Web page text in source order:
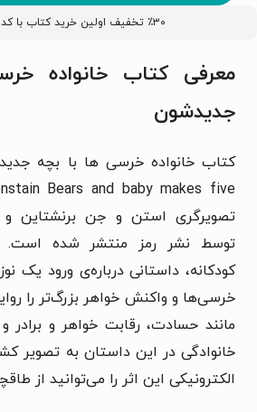
٪۳۰ تخفیف اولین خرید کتاب با کد
معرفی کتاب خانواده
جدیدشون
کتاب خانواده خرسی‌ ها با بچه
تصویرگری استن و جن برنشتاین و
توسط نشر رمز منتشر شده است.
کودکانه، داستانی درباره‌ی ورود یک
خرسی‌ها و واکنش خواهر بزرگ‌تر را
مانند حسادت، رقابت خواهر و برادر
خانوادگی در این داستان به تصویر
الکترونیکی این اثر را می‌توانید از